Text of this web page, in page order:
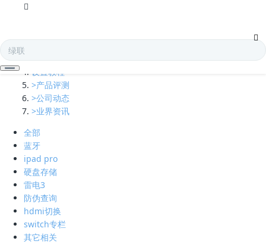
凯发娱乐全球的技术支持
设置教程
>产品评测
>公司动态
>业界资讯
全部
蓝牙
ipad pro
硬盘存储
雷电3
防伪查询
hdmi切换
switch专栏
其它相关